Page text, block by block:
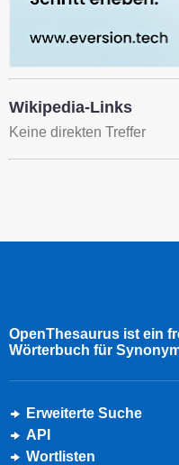
Wikipedia-Links
Keine direkten Treffer
OpenThesaurus ist ein
Wörterbuch für
Erweiterte Suche
API
Wortlisten